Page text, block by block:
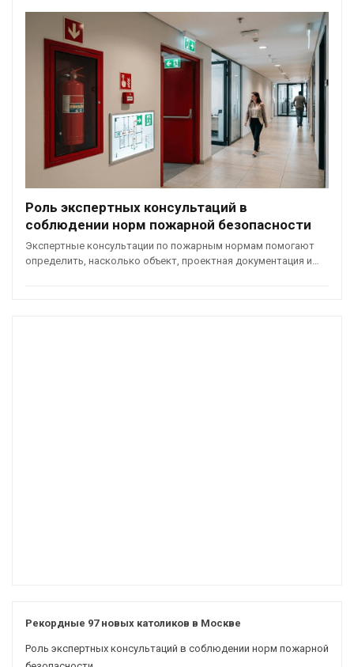
Роль экспертных консультаций в
соблюдении норм пожарной безопасности
Экспертные консультации по пожарным нормам помогают
определить, насколько объект, проектная документация и…
Рекордные 97 новых католиков в Москве
Роль экспертных консультаций в соблюдении норм пожарной